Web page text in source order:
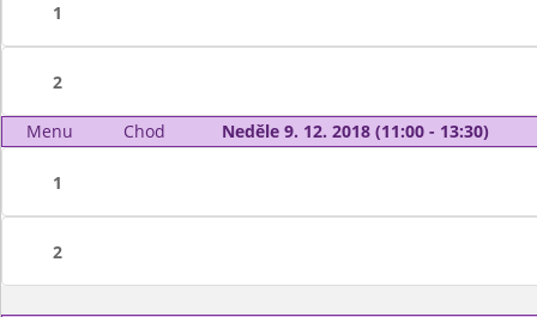
1
2
Menu Chod Neděle 9. 12. 2018 (11:00 - 13:30)
1
2